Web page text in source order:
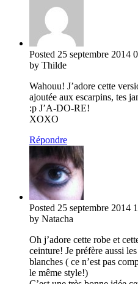
Posted 25 septembre 2014
by Thilde
Wahouu! J’adore cette
ajoutée aux escarpins, tes
:p J’A-DO-RE!
XOXO
Répondre
Posted 25 septembre 2014
by Natacha
Oh j’adore cette robe et
ceinture! Je préfère aussi
blanches ( ce n’est pas
le même style!)